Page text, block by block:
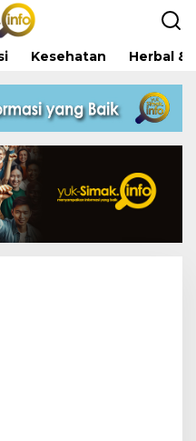
Kesehatan Herbal &